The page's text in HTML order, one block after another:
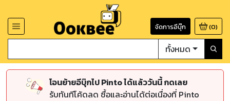
จัดการอีบุ๊ก (0)
ทั้งหมด
โอนย้ายอีบุ๊กไป Pinto ได้แล้ววันนี้ กดเลย
รับทันทีโค้ดลด ซื้อและอ่านได้ต่อเนื่องที่ Pinto